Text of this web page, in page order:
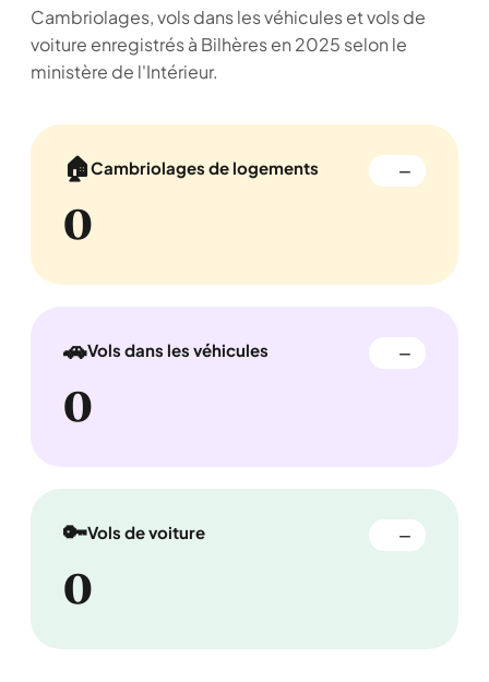
Cambriolages, vols dans les véhicules et vols de
voiture enregistrés à Bilhères en 2025 selon le
ministère de l'Intérieur.
🏠Cambriolages de logements —
0
🚗Vols dans les véhicules —
0
🔑Vols de voiture —
0